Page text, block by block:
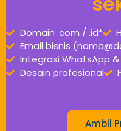
Domain .com / .id*
Email bisnis
Integrasi WhatsApp
Desain profesional
Ambil